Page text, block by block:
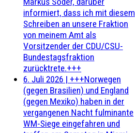
informiert, dass ich mit diesem
Schreiben an unsere Fraktion
von meinem Amt als
Vorsitzender der CDU/CSU-
Bundestagsfraktion
zurücktrete.+++
6. Juli 2026 | +++Norwegen
(gegen Brasilien) und England
(gegen Mexiko) haben in der
vergangenen Nacht fulminante
WM-Siege eingefahren und